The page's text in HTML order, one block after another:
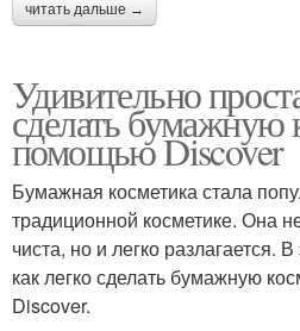
читать дальше →
Удивительно
сделать бумажную
помощью Discover
Бумажная косметика стала
традиционной косметике. Она
чиста, но и легко разлагается.
как легко сделать бумажную
Discover.